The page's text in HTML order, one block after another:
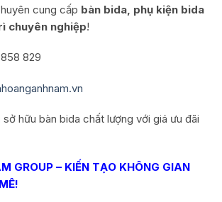
cung cấp bàn bida, phụ kiện bida
chuyên nghiệp!
829
hữu bàn bida chất lượng với giá ưu đãi
GROUP – KIẾN TẠO KHÔNG GIAN